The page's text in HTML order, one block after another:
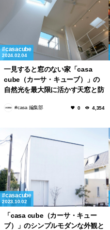
casacube
2024.02.04
一見すると窓のない家「casa
cube（カーサ・キューブ）」の
自然光を最大限に活かす天窓と防
#casa 編集部 0 4,354
casacube
2023.10.02
「casa cube（カーサ・キュー
ブ）」のシンプルモダンな外観と